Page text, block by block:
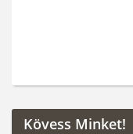
Kövess Minket!